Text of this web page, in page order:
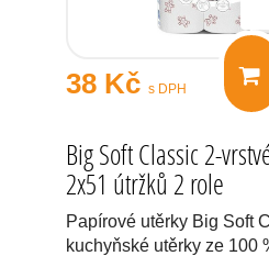
38 Kč s DPH
Big Soft Classic 2-
2x51 útržků 2 role
Papírové utěrky Big Soft
kuchyňské utěrky ze 100